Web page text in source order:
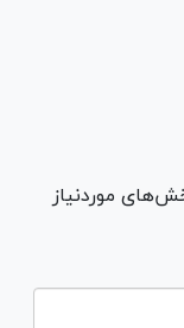
موردنیاز